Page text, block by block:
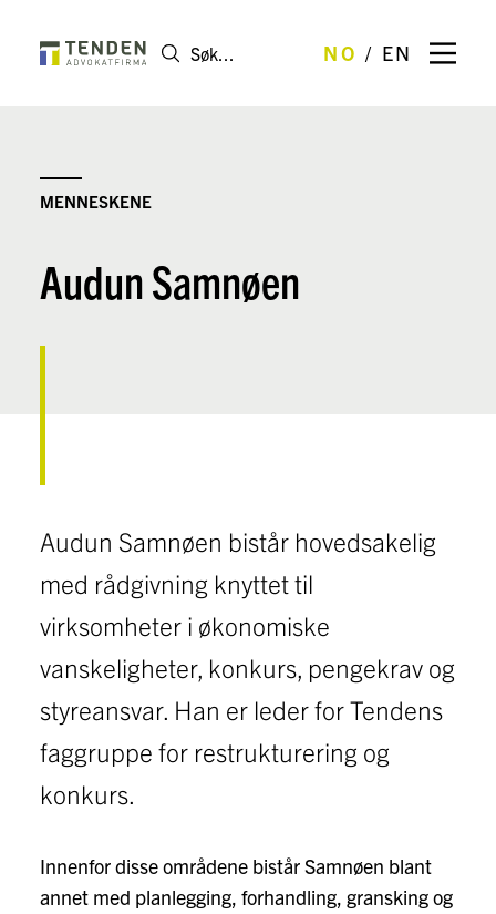
NO EN
Audun Samnøen
MENNESKENE
Audun Samnøen bistår hovedsakelig
med rådgivning knyttet til
virksomheter i økonomiske
vanskeligheter, konkurs, pengekrav og
styreansvar. Han er leder for Tendens
faggruppe for restrukturering og
konkurs.
Innenfor disse områdene bistår Samnøen blant
annet med planlegging, forhandling, gransking og